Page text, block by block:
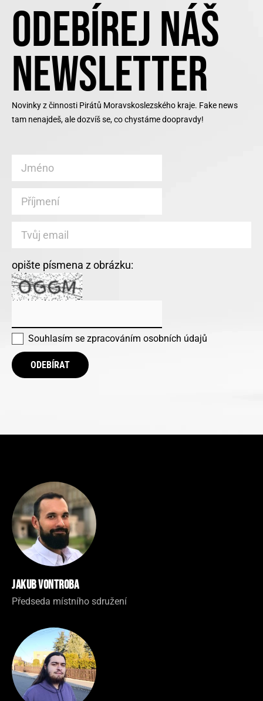
ODEBÍREJ NÁŠ
NEWSLETTER
Novinky z činnosti Pirátů Moravskoslezského kraje. Fake news
tam nenajdeš, ale dozvíš se, co chystáme doopravdy!
opište písmena z obrázku:
Souhlasím se zpracováním osobních údajů
ODEBÍRAT
Jakub Vontroba
Předseda místního sdružení